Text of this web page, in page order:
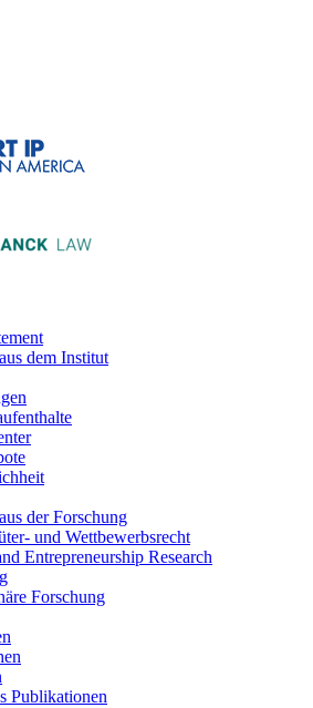
dem Institut
der Forschung
und Wettbewerbsrecht
Entrepreneurship Research
Forschung
Publikationen